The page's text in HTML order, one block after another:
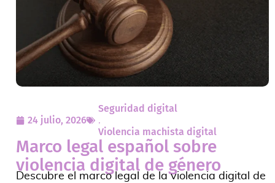
24 julio, 2026
Seguridad digital
,
Violencia machista digital
Marco legal español sobre
violencia digital de género
Descubre el marco legal de la violencia digital de